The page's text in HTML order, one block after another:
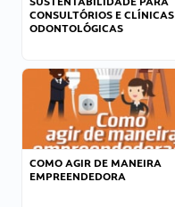
CONSULTÓRIOS E CLÍNICAS
ODONTOLÓGICAS
COMO AGIR DE MANEIRA
EMPREENDEDORA